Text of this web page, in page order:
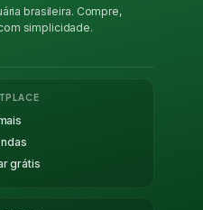
brasileira. Compre,
simplicidade.
grátis